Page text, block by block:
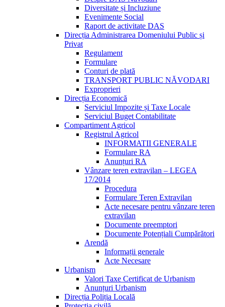
Diversitate și Incluziune
Evenimente Social
Raport de activitate DAS
Direcția Administrarea Domeniului Public și
Privat
Regulament
Formulare
Conturi de plată
TRANSPORT PUBLIC NĂVODARI
Exproprieri
Direcția Economică
Serviciul Impozite și Taxe Locale
Serviciul Buget Contabilitate
Compartiment Agricol
Registrul Agricol
INFORMATII GENERALE
Formulare RA
Anunțuri RA
Vânzare teren extravilan – LEGEA
17/2014
Procedura
Formulare Teren Extravilan
Acte necesare pentru vânzare teren
extravilan
Documente preemptori
Documente Potențiali Cumpărători
Arendă
Informații generale
Acte Necesare
Urbanism
Valori Taxe Certificat de Urbanism
Anunțuri Urbanism
Direcția Poliția Locală